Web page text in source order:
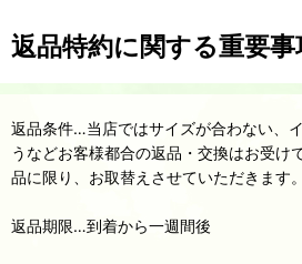
返品特約に関する重要事
返品条件…当店ではサイズが合わない、
うなどお客様都合の返品・交換はお受け
品に限り、お取替えさせていただきます。
返品期限…到着から一週間後